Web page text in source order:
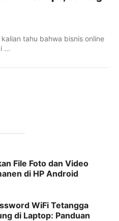
tahu bahwa bisnis online
...
File Foto dan Video
di HP Android
WiFi Tetangga
di Laptop: Panduan